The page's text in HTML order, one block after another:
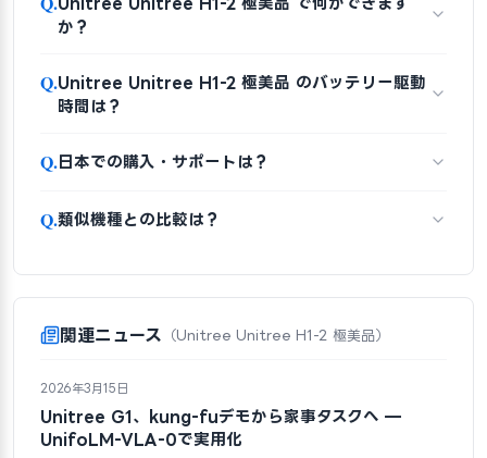
か？
Q.Unitree Unitree H1-2 極美品 のバッテリー駆動
時間は？
Q.日本での購入・サポートは？
Q.類似機種との比較は？
関連ニュース （Unitree Unitree H1-2 極美品）
2026年3月15日
Unitree G1、kung-fuデモから家事タスクへ —
UnifoLM-VLA-0で実用化